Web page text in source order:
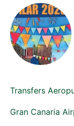
Transfers
Gran Canaria